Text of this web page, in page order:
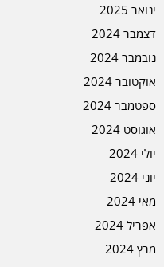
ינואר 2025
דצמבר 2024
נובמבר 2024
אוקטובר 2024
ספטמבר 2024
אוגוסט 2024
יולי 2024
יוני 2024
מאי 2024
אפריל 2024
מרץ 2024